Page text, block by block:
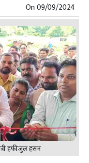
On09/09/2024
हफीजुल हसन